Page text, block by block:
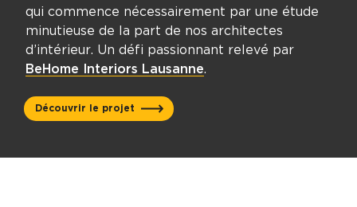
qui commence nécessairement par une étude
minutieuse de la part de nos architectes
d’intérieur. Un défi passionnant relevé par
BeHome Interiors Lausanne.
Découvrir le projet